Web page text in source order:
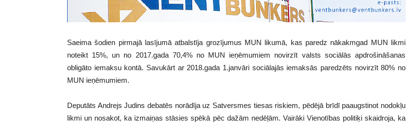
Saeima šodien pirmajā lasījumā atbalstīja grozījumus MUN likumā, kas paredz nākakmgad MUN likmi
noteikt 15%, un no 2017.gada 70,4% no MUN ieņēmumiem novirzīt valsts sociālās apdrošināšanas
obligāto iemaksu kontā. Savukārt ar 2018.gada 1.janvāri sociālajās iemaksās paredzēts novirzīt 80% no
MUN ieņēmumiem.
Deputāts Andrejs Judins debatēs norādīja uz Satversmes tiesas riskiem, pēdējā brīdī paaugstinot nodokļu
likmi un nosakot, ka izmaiņas stāsies spēkā pēc dažām nedēļām. Vairāki Vienotības politiķi skaidroja, ka